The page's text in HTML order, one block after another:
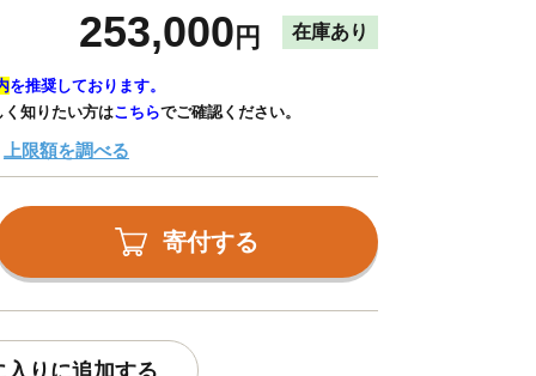
253,000 円 在庫あり
を推奨しております。
く知りたい方はこちらでご確認ください。
上限額を調べる
寄付する
入りに追加する